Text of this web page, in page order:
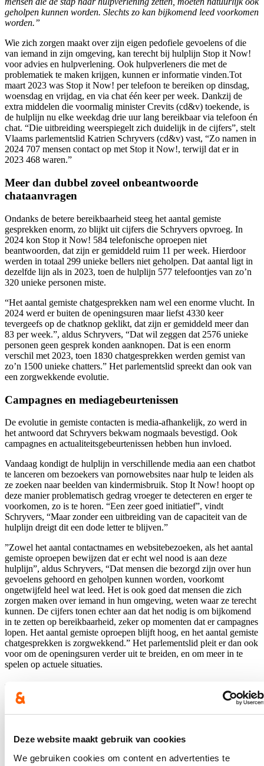
Deze website maakt gebruik van cookies
We gebruiken cookies om content en advertenties te
geholpen kunnen worden. Slechts zo kan bijkomend leed voorkomen
worden.”
Wie zich zorgen maakt over zijn eigen pedofiele gevoelens of die
van iemand in zijn omgeving, kan terecht bij hulplijn Stop it Now!
voor advies en hulpverlening. Ook hulpverleners die met de
problematiek te maken krijgen, kunnen er informatie vinden.Tot
maart 2023 was Stop it Now! per telefoon te bereiken op dinsdag,
woensdag en vrijdag, en via chat één keer per week. Dankzij de
extra middelen die voormalig minister Crevits (cd&v) toekende, is
de hulplijn nu elke weekdag drie uur lang bereikbaar via telefoon én
chat. “Die uitbreiding weerspiegelt zich duidelijk in de cijfers”, stelt
Vlaams parlementslid Katrien Schryvers (cd&v) vast, “Zo namen in
2024 707 mensen contact op met Stop it Now!, terwijl dat er in
2023 468 waren.”
Meer dan dubbel zoveel onbeantwoorde
chataanvragen
Ondanks de betere bereikbaarheid steeg het aantal gemiste
gesprekken enorm, zo blijkt uit cijfers die Schryvers opvroeg. In
2024 kon Stop it Now! 584 telefonische oproepen niet
beantwoorden, dat zijn er gemiddeld ruim 11 per week. Hierdoor
werden in totaal 299 unieke bellers niet geholpen. Dat aantal ligt in
dezelfde lijn als in 2023, toen de hulplijn 577 telefoontjes van zo’n
320 unieke personen miste.
“Het aantal gemiste chatgesprekken nam wel een enorme vlucht. In
2024 werd er buiten de openingsuren maar liefst 4330 keer
tevergeefs op de chatknop geklikt, dat zijn er gemiddeld meer dan
83 per week.”, aldus Schryvers, “Dat wil zeggen dat 2576 unieke
personen geen gesprek konden aanknopen. Dat is een enorm
verschil met 2023, toen 1830 chatgesprekken werden gemist van
zo’n 1500 unieke chatters.” Het parlementslid spreekt dan ook van
een zorgwekkende evolutie.
Campagnes en mediagebeurtenissen
De evolutie in gemiste contacten is media-afhankelijk, zo werd in
het antwoord dat Schryvers bekwam nogmaals bevestigd. Ook
campagnes en actualiteitsgebeurtenissen hebben hun invloed.
Vandaag kondigt de hulplijn in verschillende media aan een chatbot
te lanceren om bezoekers van pornowebsites naar hulp te leiden als
ze zoeken naar beelden van kindermisbruik. Stop It Now! hoopt op
deze manier problematisch gedrag vroeger te detecteren en erger te
voorkomen, zo is te horen. “Een zeer goed initiatief”, vindt
Schryvers, “Maar zonder een uitbreiding van de capaciteit van de
hulplijn dreigt dit een dode letter te blijven.”
”Zowel het aantal contactnames en websitebezoeken, als het aantal
gemiste oproepen bewijzen dat er echt wel nood is aan deze
hulplijn”, aldus Schryvers, “Dat mensen die bezorgd zijn over hun
gevoelens gehoord en geholpen kunnen worden, voorkomt
ongetwijfeld heel wat leed. Het is ook goed dat mensen die zich
zorgen maken over iemand in hun omgeving, weten waar ze terecht
kunnen. De cijfers tonen echter aan dat het nodig is om bijkomend
in te zetten op bereikbaarheid, zeker op momenten dat er campagnes
lopen. Het aantal gemiste oproepen blijft hoog, en het aantal gemiste
chatgesprekken is zorgwekkend.” Het parlementslid pleit er dan ook
voor om de openingsuren verder uit te breiden, en om meer in te
spelen op actuele situaties.
Blijf op de hoogte
Ontvang de nieuwsbrief van Katrien.
E-mailadres